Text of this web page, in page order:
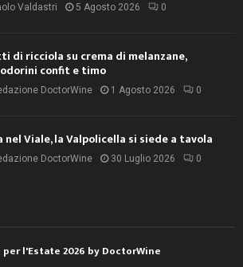
Valdastri 5 Agosto 2026 0
di ricciola su crema di melanzane,
confit e timo
DoctorWine 1 Agosto 2026 0
nel Viale, la Valpolicella si siede a tavola
DoctorWine 30 Luglio 2026 0
l'Estate 2026 by DoctorWine